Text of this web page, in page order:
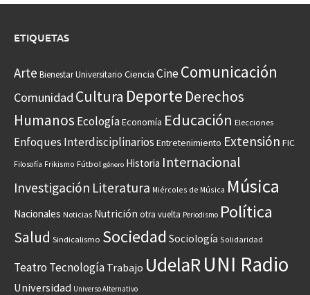
ETIQUETAS
Arte Bienestar Universitario Ciencia CineComunicación
Comunidad Cultura Deporte Derechos
Humanos EcologíaEconomía Educación Elecciones
Enfoques Interdisciplinarios Entretenimiento Extensión FIC
Filosofía Frikismo Fútbol género Historia Internacional
Investigación Literatura Miércoles de Música Música
Nacionales Noticias Nutrición otra vuelta Periodismo Política
Salud Sindicalismo Sociedad Sociología Solidaridad
Teatro Tecnología Trabajo UdelaR UNI Radio
Universidad Universo Alternativo